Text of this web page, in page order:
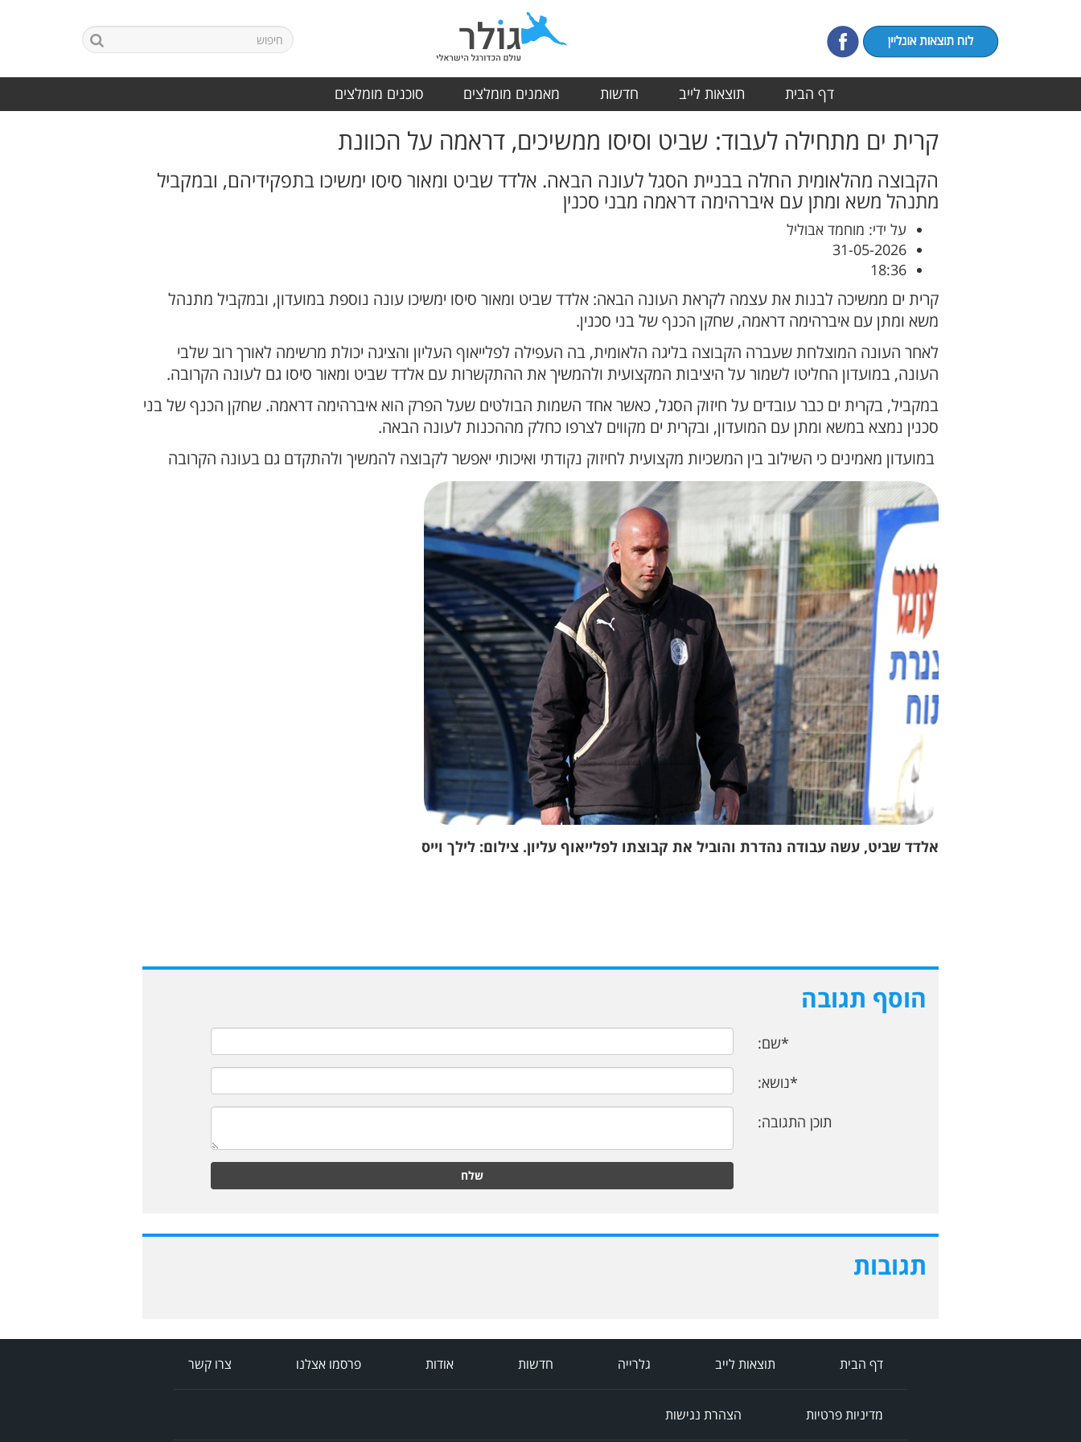
דף הבית תוצאות לייב חדשות מאמנים מומלצים סוכנים מומלצים
קרית ים מתחילה לעבוד: שביט וסיסו ממשיכים, דראמה על הכוונת
הקבוצה מהלאומית החלה בבניית הסגל לעונה הבאה. אלדד שביט ומאור סיסו ימשיכו בתפקידיהם, ובמקביל
מתנהל משא ומתן עם איברהימה דראמה מבני סכנין
על ידי: מוחמד אבוליל
31-05-2026
18:36
קרית ים ממשיכה לבנות את עצמה לקראת העונה הבאה: אלדד שביט ומאור סיסו ימשיכו עונה נוספת במועדון, ובמקביל מתנהל
משא ומתן עם איברהימה דראמה, שחקן הכנף של בני סכנין.
לאחר העונה המוצלחת שעברה הקבוצה בליגה הלאומית, בה העפילה לפלייאוף העליון והציגה יכולת מרשימה לאורך רוב שלבי
העונה, במועדון החליטו לשמור על היציבות המקצועית ולהמשיך את ההתקשרות עם אלדד שביט ומאור סיסו גם לעונה הקרובה.
במקביל, בקרית ים כבר עובדים על חיזוק הסגל, כאשר אחד השמות הבולטים שעל הפרק הוא איברהימה דראמה. שחקן הכנף של בני
סכנין נמצא במשא ומתן עם המועדון, ובקרית ים מקווים לצרפו כחלק מההכנות לעונה הבאה.
במועדון מאמינים כי השילוב בין המשכיות מקצועית לחיזוק נקודתי ואיכותי יאפשר לקבוצה להמשיך ולהתקדם גם בעונה הקרובה
אלדד שביט, עשה עבודה נהדרת והוביל את קבוצתו לפלייאוף עליון. צילום: לילך וייס
הוסף תגובה
*שם:
*נושא:
תוכן התגובה:
שלח
תגובות
דף הבית תוצאות לייב גלרייה חדשות אודות פרסמו אצלנו צרו קשר
מדיניות פרטיות הצהרת נגישות